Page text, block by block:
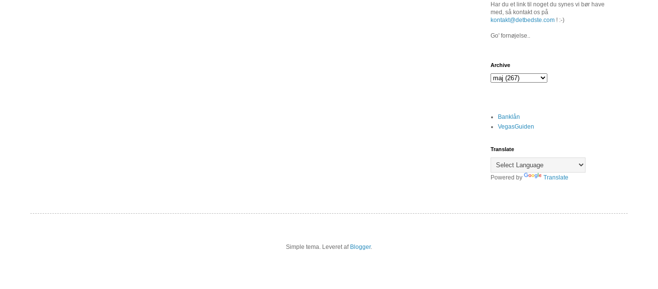
Har du et link til noget du synes vi bør have
med, så kontakt os på
kontakt@detbedste.com ! :-)
Go' fornøjelse..
Archive
Banklån
VegasGuiden
Translate
Powered by Translate
Simple tema. Leveret af Blogger.